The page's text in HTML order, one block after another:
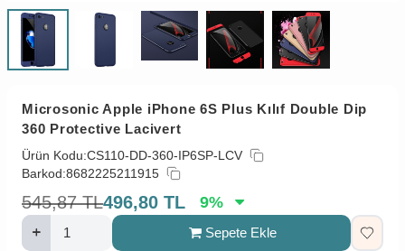
Microsonic Apple iPhone 6S Plus Kılıf Double Dip
360 Protective Lacivert
Ürün Kodu:CS110-DD-360-IP6SP-LCV
Barkod:8682225211915
545,87 TL496,80 TL 9%
Sepete Ekle